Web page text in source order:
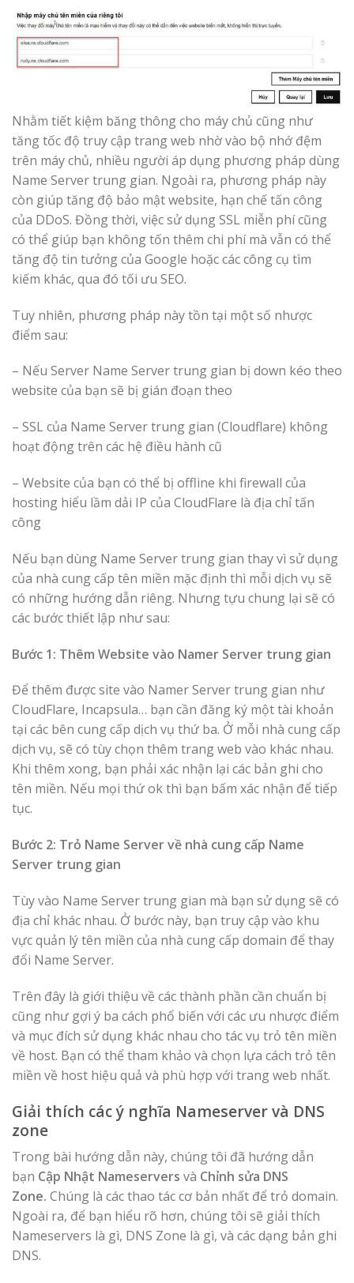
Nhằm tiết kiệm băng thông cho máy chủ cũng như
tăng tốc độ truy cập trang web nhờ vào bộ nhớ đệm
trên máy chủ, nhiều người áp dụng phương pháp dùng
Name Server trung gian. Ngoài ra, phương pháp này
còn giúp tăng độ bảo mật website, hạn chế tấn công
của DDoS. Đồng thời, việc sử dụng SSL miễn phí cũng
có thể giúp bạn không tốn thêm chi phí mà vẫn có thể
tăng độ tin tưởng của Google hoặc các công cụ tìm
kiếm khác, qua đó tối ưu SEO.
Tuy nhiên, phương pháp này tồn tại một số nhược
điểm sau:
– Nếu Server Name Server trung gian bị down kéo theo
website của bạn sẽ bị gián đoạn theo
– SSL của Name Server trung gian (Cloudflare) không
hoạt động trên các hệ điều hành cũ
– Website của bạn có thể bị offline khi firewall của
hosting hiểu lầm dải IP của CloudFlare là địa chỉ tấn
công
Nếu bạn dùng Name Server trung gian thay vì sử dụng
của nhà cung cấp tên miền mặc định thì mỗi dịch vụ sẽ
có những hướng dẫn riêng. Nhưng tựu chung lại sẽ có
các bước thiết lập như sau:
Bước 1: Thêm Website vào Namer Server trung gian
Để thêm được site vào Namer Server trung gian như
CloudFlare, Incapsula… bạn cần đăng ký một tài khoản
tại các bên cung cấp dịch vụ thứ ba. Ở mỗi nhà cung cấp
dịch vụ, sẽ có tùy chọn thêm trang web vào khác nhau.
Khi thêm xong, bạn phải xác nhận lại các bản ghi cho
tên miền. Nếu mọi thứ ok thì bạn bấm xác nhận để tiếp
tục.
Bước 2: Trỏ Name Server về nhà cung cấp Name
Server trung gian
Tùy vào Name Server trung gian mà bạn sử dụng sẽ có
địa chỉ khác nhau. Ở bước này, bạn truy cập vào khu
vực quản lý tên miền của nhà cung cấp domain để thay
đổi Name Server.
Trên đây là giới thiệu về các thành phần cần chuẩn bị
cũng như gợi ý ba cách phổ biến với các ưu nhược điểm
và mục đích sử dụng khác nhau cho tác vụ trỏ tên miền
về host. Bạn có thể tham khảo và chọn lựa cách trỏ tên
miền về host hiệu quả và phù hợp với trang web nhất.
Giải thích các ý nghĩa Nameserver và DNS
zone
Trong bài hướng dẫn này, chúng tôi đã hướng dẫn
bạn Cập Nhật Nameservers và Chỉnh sửa DNS
Zone. Chúng là các thao tác cơ bản nhất để trỏ domain.
Ngoài ra, để bạn hiểu rõ hơn, chúng tôi sẽ giải thích
Nameservers là gì, DNS Zone là gì, và các dạng bản ghi
DNS.